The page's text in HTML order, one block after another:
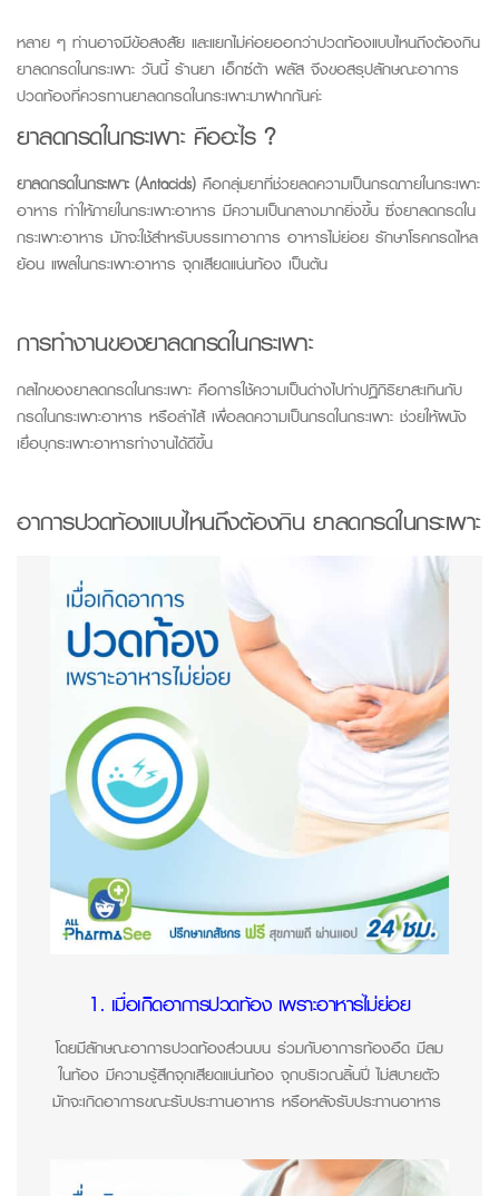
หลาย ๆ ท่านอาจมีข้อสงสัย และแยกไม่ค่อยออกว่าปวดท้องแบบไหนถึงต้องกิน
ยาลดกรดในกระเพาะ วันนี้ร้านยา เอ็กซ์ต้า พลัส จึงขอสรุปลักษณะอาการ
ปวดท้องที่ควรทานยาลดกรดในกระเพาะมาฝากกันค่ะ
ยาลดกรดในกระเพาะ คืออะไร?
ยาลดกรดในกระเพาะ (Antacids) คือกลุ่มยาที่ช่วยลดความเป็นกรดภายในกระเพาะ
อาหาร ทำให้ภายในกระเพาะอาหาร มีความเป็นกลางมากยิ่งขึ้น ซึ่งยาลดกรดใน
กระเพาะอาหาร มักจะใช้สำหรับบรรเทาอาการ อาหารไม่ย่อย รักษาโรคกรดไหล
ย้อน แผลในกระเพาะอาหาร จุกเสียดแน่นท้อง เป็นต้น
การทำงานของยาลดกรดในกระเพาะ
กลไกของยาลดกรดในกระเพาะ คือการใช้ความเป็นด่างไปทำปฏิกิริยาสะเทินกับ
กรดในกระเพาะอาหาร หรือลำไส้ เพื่อลดความเป็นกรดในกระเพาะ ช่วยให้ผนัง
เยื่อบุกระเพาะอาหารทำงานได้ดีขึ้น
อาการปวดท้องแบบไหนถึงต้องกิน ยาลดกรดในกระเพาะ
1. เมื่อเกิดอาการปวดท้อง เพราะอาหารไม่ย่อย
โดยมีลักษณะอาการปวดท้องส่วนบน ร่วมกับอาการท้องอืด มีลม
ในท้อง มีความรู้สึกจุกเสียดแน่นท้อง จุกบริเวณลิ้นปี่ ไม่สบายตัว
มักจะเกิดอาการขณะรับประทานอาหาร หรือหลังรับประทานอาหาร